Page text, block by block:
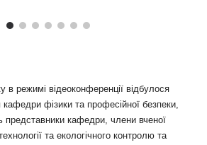
в режимі відеоконференції відбулося
фізики та професійної безпеки,
представники кафедри, члени вченої
та екологічного контролю та